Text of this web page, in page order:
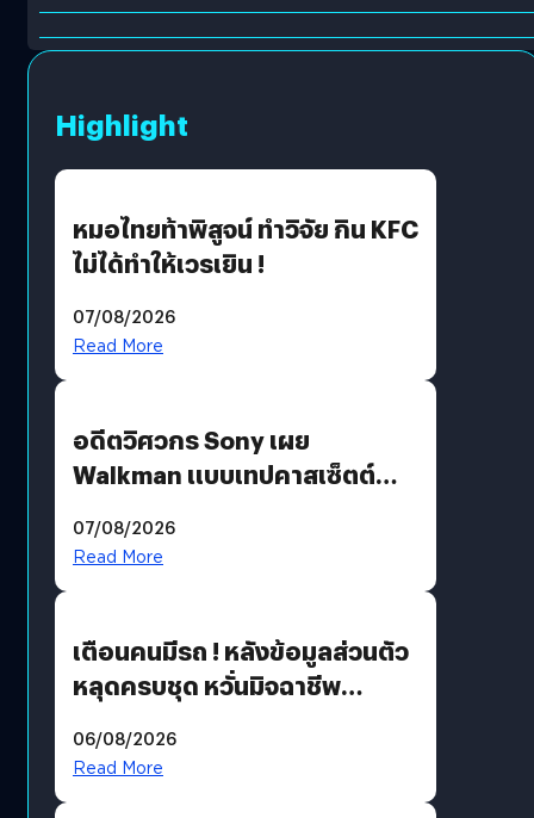
Highlight
หมอไทยท้าพิสูจน์ ทำวิจัย กิน KFC
ไม่ได้ทำให้เวรเยิน !
07/08/2026
Read More
อดีตวิศวกร Sony เผย
Walkman แบบเทปคาสเซ็ตต์
07/08/2026
Read More
เตือนคนมีรถ ! หลังข้อมูลส่วนตัว
หลุดครบชุด หวั่นมิจฉาชีพ
รหัสผ่านหลุด ไม่ใช่แฮกเกอร์
06/08/2026
Read More